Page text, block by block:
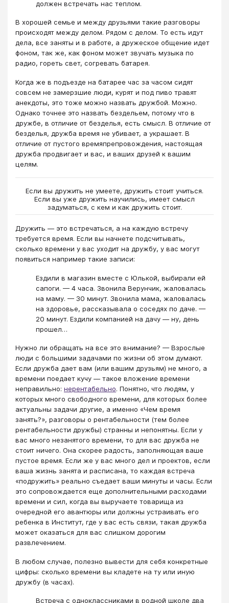
должен встречать нас теплом.
В хорошей семье и между друзьями такие разговоры
происходят между делом. Рядом с делом. То есть идут
дела, все заняты и в работе, а дружеское общение идет
фоном, так же, как фоном может звучать музыка по
радио, гореть свет, согревать батарея.
Когда же в подъезде на батарее час за часом сидят
совсем не замерзшие люди, курят и под пиво травят
анекдоты, это тоже можно назвать дружбой. Можно.
Однако точнее это назвать бездельем, потому что в
дружбе, в отличие от безделья, есть смысл. В отличие от
безделья, дружба время не убивает, а украшает. В
отличие от пустого времяпрепровождения, настоящая
дружба продвигает и вас, и ваших друзей к вашим
целям.
Если вы дружить не умеете, дружить стоит учиться.
Если вы уже дружить научились, имеет смысл
задуматься, с кем и как дружить стоит.
Дружить — это встречаться, а на каждую встречу
требуется время. Если вы начнете подсчитывать,
сколько времени у вас уходит на дружбу, у вас могут
появиться например такие записи:
Ездили в магазин вместе с Юлькой, выбирали ей
сапоги. — 4 часа. Звонила Верунчик, жаловалась
на маму. — 30 минут. Звонила мама, жаловалась
на здоровье, рассказывала о соседях по даче. —
20 минут. Ездили компанией на дачу — ну, день
прошел…
Нужно ли обращать на все это внимание? — Взрослые
люди с большими задачами по жизни об этом думают.
Если дружба дает вам (или вашим друзьям) не много, а
времени поедает кучу — такое вложение времени
неправильно: нерентабельно. Понятно, что людям, у
которых много свободного времени, для которых более
актуальны задачи другие, а именно «Чем время
занять?», разговоры о рентабельности (тем более
рентабельности дружбы) странны и непонятны. Если у
вас много незанятого времени, то для вас дружба не
стоит ничего. Она скорее радость, заполняющая ваше
пустое время. Если же у вас много дел и проектов, если
ваша жизнь занята и расписана, то каждая встреча
«подружить» реально съедает ваши минуты и часы. Если
это сопровождается еще дополнительными расходами
времени и сил, когда вы выручаете товарища из
очередной его авантюры или должны устраивать его
ребенка в Институт, где у вас есть связи, такая дружба
может оказаться для вас слишком дорогим
развлечением.
В любом случае, полезно вывести для себя конкретные
цифры: сколько времени вы кладете на ту или иную
дружбу (в часах).
Встреча с одноклассниками в родной школе два